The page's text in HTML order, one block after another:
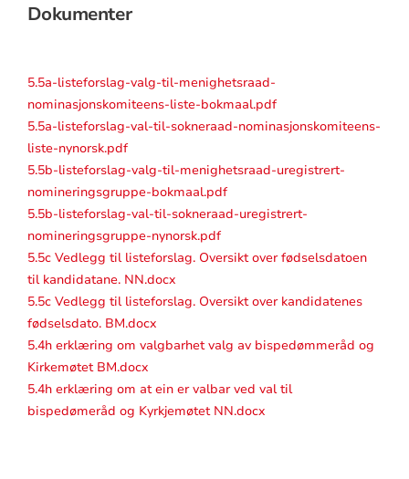
Dokumenter
5.5a-listeforslag-valg-til-menighetsraad-
nominasjonskomiteens-liste-bokmaal.pdf
5.5a-listeforslag-val-til-sokneraad-nominasjonskomiteens-
liste-nynorsk.pdf
5.5b-listeforslag-valg-til-menighetsraad-uregistrert-
nomineringsgruppe-bokmaal.pdf
5.5b-listeforslag-val-til-sokneraad-uregistrert-
nomineringsgruppe-nynorsk.pdf
5.5c Vedlegg til listeforslag. Oversikt over fødselsdatoen
til kandidatane. NN.docx
5.5c Vedlegg til listeforslag. Oversikt over kandidatenes
fødselsdato. BM.docx
5.4h erklæring om valgbarhet valg av bispedømmeråd og
Kirkemøtet BM.docx
5.4h erklæring om at ein er valbar ved val til
bispedømeråd og Kyrkjemøtet NN.docx